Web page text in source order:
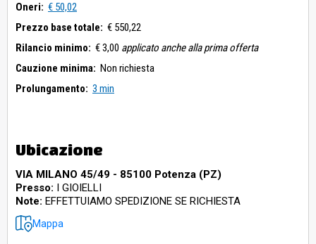
Oneri: € 50,02
Prezzo base totale: € 550,22
Rilancio minimo: € 3,00 applicato anche alla prima offerta
Cauzione minima: Non richiesta
Prolungamento: 3 min
Ubicazione
VIA MILANO 45/49 - 85100 Potenza (PZ)
Presso: I GIOIELLI
Note: EFFETTUIAMO SPEDIZIONE SE RICHIESTA
Mappa